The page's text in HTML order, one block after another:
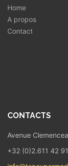
Home
A propos
Contact
CONTACTS
Avenue
+32 (0)2.611 42 91